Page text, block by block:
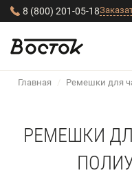
8 (800) 201-05-18
Главная / Ремешки для
РЕМЕШКИ